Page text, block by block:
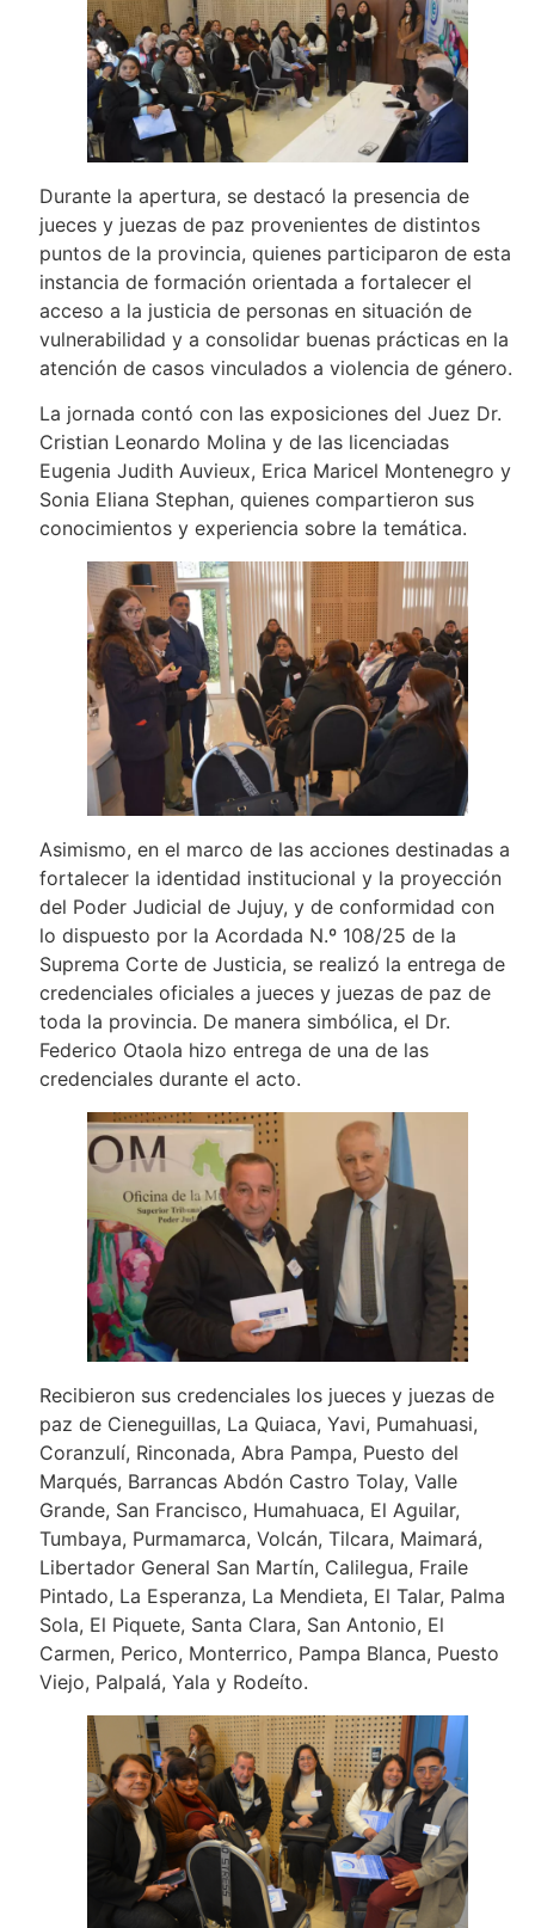
Durante la apertura, se destacó la presencia de
jueces y juezas de paz provenientes de distintos
puntos de la provincia, quienes participaron de esta
instancia de formación orientada a fortalecer el
acceso a la justicia de personas en situación de
vulnerabilidad y a consolidar buenas prácticas en la
atención de casos vinculados a violencia de género.
La jornada contó con las exposiciones del Juez Dr.
Cristian Leonardo Molina y de las licenciadas
Eugenia Judith Auvieux, Erica Maricel Montenegro y
Sonia Eliana Stephan, quienes compartieron sus
conocimientos y experiencia sobre la temática.
Asimismo, en el marco de las acciones destinadas a
fortalecer la identidad institucional y la proyección
del Poder Judicial de Jujuy, y de conformidad con
lo dispuesto por la Acordada N.º 108/25 de la
Suprema Corte de Justicia, se realizó la entrega de
credenciales oficiales a jueces y juezas de paz de
toda la provincia. De manera simbólica, el Dr.
Federico Otaola hizo entrega de una de las
credenciales durante el acto.
Recibieron sus credenciales los jueces y juezas de
paz de Cieneguillas, La Quiaca, Yavi, Pumahuasi,
Coranzulí, Rinconada, Abra Pampa, Puesto del
Marqués, Barrancas Abdón Castro Tolay, Valle
Grande, San Francisco, Humahuaca, El Aguilar,
Tumbaya, Purmamarca, Volcán, Tilcara, Maimará,
Libertador General San Martín, Calilegua, Fraile
Pintado, La Esperanza, La Mendieta, El Talar, Palma
Sola, El Piquete, Santa Clara, San Antonio, El
Carmen, Perico, Monterrico, Pampa Blanca, Puesto
Viejo, Palpalá, Yala y Rodeíto.